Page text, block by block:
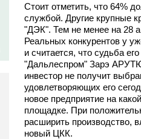
Стоит отметить, что 64%
службой. Другие крупные
"ДЭК". Тем не менее на 28
Реальных конкурентов у
и считается, что судьба
"Дальлеспром" Зарэ
инвестор не получит
удовлетворяющих его
новое предприятие на
площадке. При
расширить производство,
новый ЦКК.